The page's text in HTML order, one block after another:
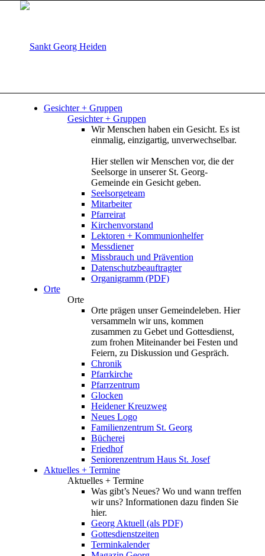
Gesichter + Gruppen
Gesichter + Gruppen
Wir Menschen haben ein Gesicht. Es ist
einmalig, einzigartig, unverwechselbar.
Hier stellen wir Menschen vor, die der
Seelsorge in unserer St. Georg-
Gemeinde ein Gesicht geben.
Seelsorgeteam
Mitarbeiter
Pfarreirat
Kirchenvorstand
Lektoren + Kommunionhelfer
Messdiener
Missbrauch und Prävention
Datenschutzbeauftragter
Organigramm (PDF)
Orte
Orte
Orte prägen unser Gemeindeleben. Hier
versammeln wir uns, kommen
zusammen zu Gebet und Gottesdienst,
zum frohen Miteinander bei Festen und
Feiern, zu Diskussion und Gespräch.
Chronik
Pfarrkirche
Pfarrzentrum
Glocken
Heidener Kreuzweg
Neues Logo
Familienzentrum St. Georg
Bücherei
Friedhof
Seniorenzentrum Haus St. Josef
Aktuelles + Termine
Aktuelles + Termine
Was gibt’s Neues? Wo und wann treffen
wir uns? Informationen dazu finden Sie
hier.
Georg Aktuell (als PDF)
Gottesdienstzeiten
Terminkalender